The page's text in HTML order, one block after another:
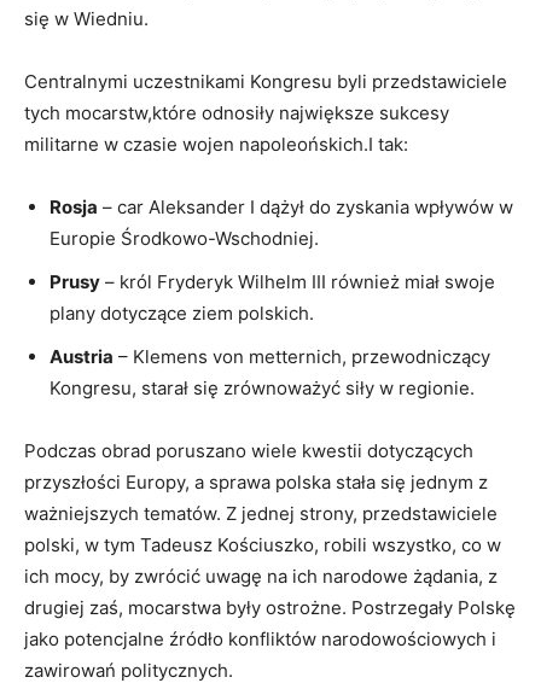
się w Wiedniu.
Centralnymi uczestnikami Kongresu byli przedstawiciele
tych mocarstw,które odnosiły największe sukcesy
militarne w czasie wojen napoleońskich.I tak:
Rosja – car Aleksander I dążył do zyskania wpływów w
Europie Środkowo-Wschodniej.
Prusy – król Fryderyk Wilhelm III również miał swoje
plany dotyczące ziem polskich.
Austria – Klemens von metternich, przewodniczący
Kongresu, starał się zrównoważyć siły w regionie.
Podczas obrad poruszano wiele kwestii dotyczących
przyszłości Europy, a sprawa polska stała się jednym z
ważniejszych tematów. Z jednej strony, przedstawiciele
polski, w tym Tadeusz Kościuszko, robili wszystko, co w
ich mocy, by zwrócić uwagę na ich narodowe żądania, z
drugiej zaś, mocarstwa były ostrożne. Postrzegały Polskę
jako potencjalne źródło konfliktów narodowościowych i
zawirowań politycznych.